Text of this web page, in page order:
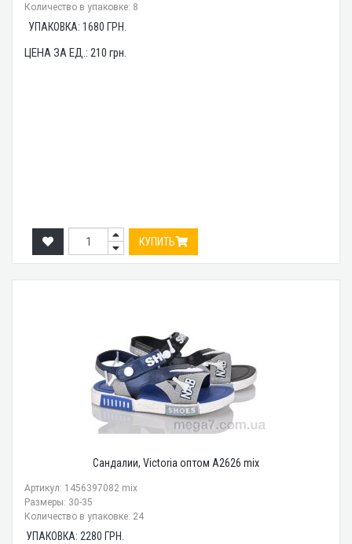
Количество в упаковке: 8
УПАКОВКА: 1680 ГРН.
ЦЕНА ЗА ЕД.: 210 грн.
КУПИТЬ
Сандалии, Victoria оптом A2626 mix
Артикул: 1456397082 mix
Размеры: 30-35
Количество в упаковке: 24
УПАКОВКА: 2280 ГРН.